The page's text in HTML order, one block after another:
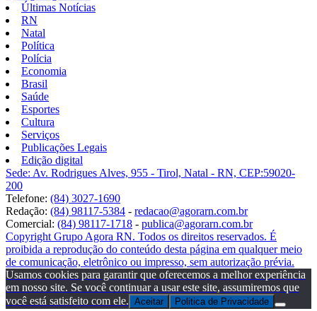
Últimas Notícias
RN
Natal
Política
Polícia
Economia
Brasil
Saúde
Esportes
Cultura
Serviços
Publicações Legais
Edição digital
Sede: Av. Rodrigues Alves, 955 - Tirol, Natal - RN, CEP:59020-
200
Telefone: (84) 3027-1690
Redação: (84) 98117-5384 - redacao@agorarn.com.br
Comercial: (84) 98117-1718 - publica@agorarn.com.br
Copyright Grupo Agora RN. Todos os direitos reservados. É
proibida a reprodução do conteúdo desta página em qualquer meio
de comunicação, eletrônico ou impresso, sem autorização prévia.
Usamos cookies para garantir que oferecemos a melhor experiência
em nosso site. Se você continuar a usar este site, assumiremos que
você está satisfeito com ele. Aceitar Politica de Privacidade